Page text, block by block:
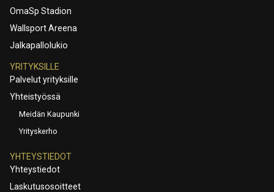
OmaSp Stadion
Wallsport Areena
Jalkapallolukio
YRITYKSILLE
Palvelut yrityksille
Yhteistyössä
Meidän Kaupunki
Yrityskerho
YHTEYSTIEDOT
Yhteystiedot
Laskutusosoitteet